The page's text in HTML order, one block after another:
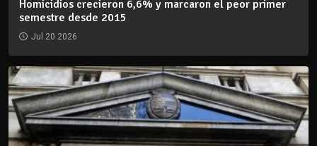
Homicidios crecieron 6,6% y marcaron el peor primer
semestre desde 2015
Jul 20 2026